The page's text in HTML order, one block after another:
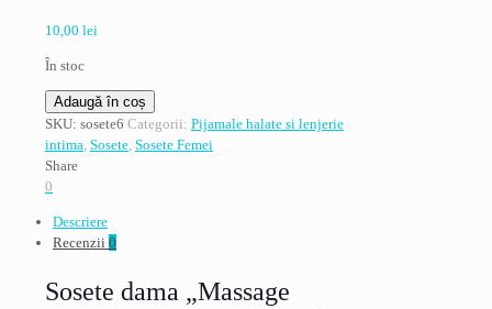
10,00 lei
În stoc
Cantitate
Sosete
dama
cu
mesaj
please,
culoare
marime
Adaugă în coș
SKU: sosete6 Categorii: Pijamale halate si lenjerie
intima, Sosete, Sosete Femei
Share
0
Descriere
Recenzii 0
Sosete dama „Massage